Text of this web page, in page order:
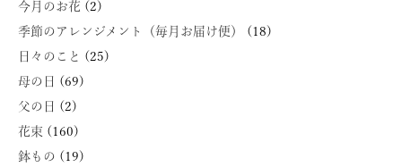
今月のお花 (2)
季節のアレンジメント（毎月お届け便）
(18)
日々のこと
(25)
母の日
(69)
父の日
(2)
花束 (160)
鉢もの (19)